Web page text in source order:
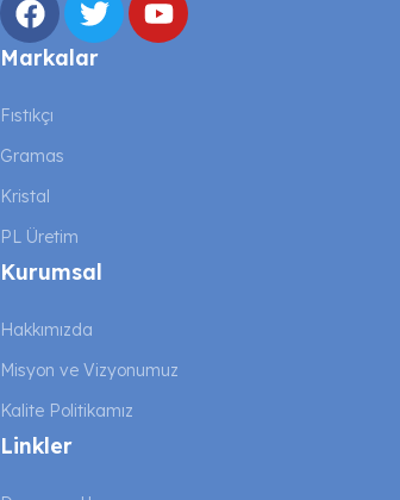
Markalar
Fıstıkçı
Gramas
Kristal
PL Üretim
Kurumsal
Hakkımızda
Misyon ve Vizyonumuz
Kalite Politikamız
Linkler